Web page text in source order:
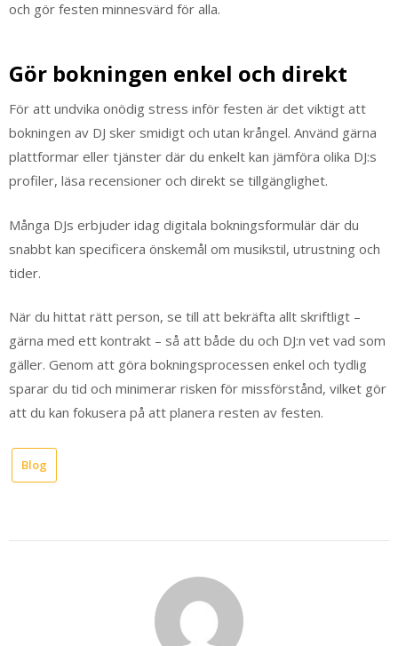
och gör festen minnesvärd för alla.
Gör bokningen enkel och direkt
För att undvika onödig stress inför festen är det viktigt att
bokningen av DJ sker smidigt och utan krångel. Använd gärna
plattformar eller tjänster där du enkelt kan jämföra olika DJ:s
profiler, läsa recensioner och direkt se tillgänglighet.
Många DJs erbjuder idag digitala bokningsformulär där du
snabbt kan specificera önskemål om musikstil, utrustning och
tider.
När du hittat rätt person, se till att bekräfta allt skriftligt –
gärna med ett kontrakt – så att både du och DJ:n vet vad som
gäller. Genom att göra bokningsprocessen enkel och tydlig
sparar du tid och minimerar risken för missförstånd, vilket gör
att du kan fokusera på att planera resten av festen.
Blog